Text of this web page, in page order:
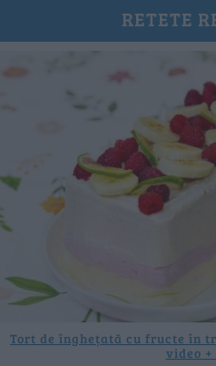
RETETE
Tort de înghețată cu fructe în
video